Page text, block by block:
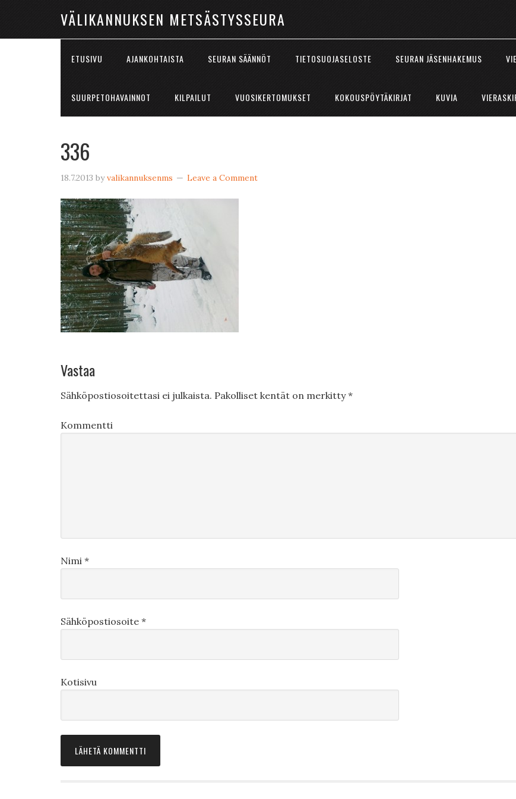
VÄLIKANNUKSEN METSÄSTYSSEURA
ETUSIVU AJANKOHTAISTA SEURAN SÄÄNNÖT TIETOSUOJASELOSTE SEURAN JÄSENHAKEMUS
SUURPETOHAVAINNOT KILPAILUT VUOSIKERTOMUKSET KOKOUSPÖYTÄKIRJAT KUVIA
336
18.7.2013 byvalikannuksenms Leave a Comment
Vastaa
Sähköpostiosoitettasi ei julkaista. Pakolliset kentät on merkitty*
Kommentti
Nimi *
Sähköpostiosoite *
Kotisivu